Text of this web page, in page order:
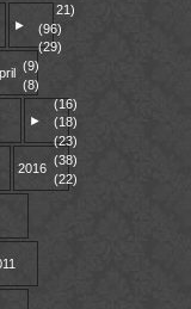
►
►
2016
21)
(96)
(29)
(9)
(8)
(16)
(18)
(23)
(38)
(22)